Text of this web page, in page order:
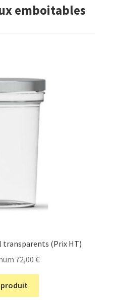
emboitables
transparents (Prix HT)
72,00 €
produit